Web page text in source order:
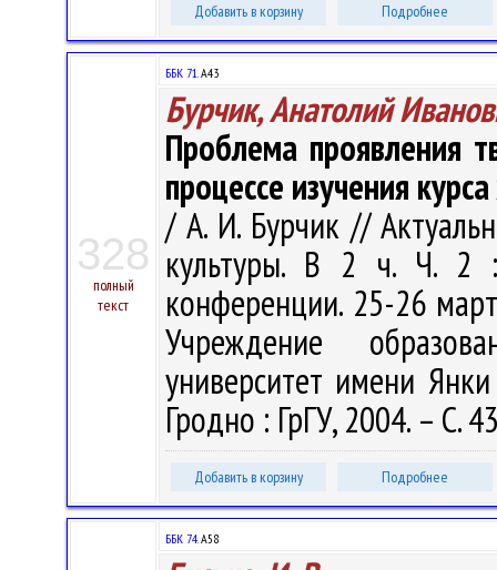
Добавить в корзину Подробнее
328
полный
текст
ББК 71.А43
Бурчик, Анатолий
Проблема проявления
процессе изучения
/ А. И. Бурчик //
культуры. В 2 ч. Ч. 2
конференции. 25-26
Учреждение
университет имени
Гродно : ГрГУ, 2004. – С.
Добавить в корзину Подробнее
ББК 74.А58